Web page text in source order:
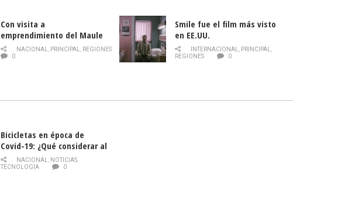
Con visita a
emprendimiento del Maule
y llamado al rescate de la
historia campesina Director
NACIONAL PRINCIPAL
REGIONES
0
Smile fue el film más visto
en EE.UU.
INTERNACIONAL PRINCIPAL
REGIONES
0
Bicicletas en época de
Covid-19: ¿Qué considerar al
momento de conducirlas?
NACIONAL NOTICIAS
TECNOLOGÍA
0